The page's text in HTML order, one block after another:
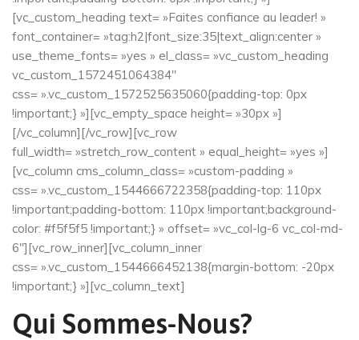
[vc_custom_heading text= »Faites confiance au leader! »
font_container= »tag:h2|font_size:35|text_align:center »
use_theme_fonts= »yes » el_class= »vc_custom_heading
vc_custom_1572451064384″
css= ».vc_custom_1572525635060{padding-top: 0px
!important;} »][vc_empty_space height= »30px »]
[/vc_column][/vc_row][vc_row
full_width= »stretch_row_content » equal_height= »yes »]
[vc_column cms_column_class= »custom-padding »
css= ».vc_custom_1544666722358{padding-top: 110px
!important;padding-bottom: 110px !important;background-
color: #f5f5f5 !important;} » offset= »vc_col-lg-6 vc_col-md-
6″][vc_row_inner][vc_column_inner
css= ».vc_custom_1544666452138{margin-bottom: -20px
!important;} »][vc_column_text]
Qui Sommes-Nous?